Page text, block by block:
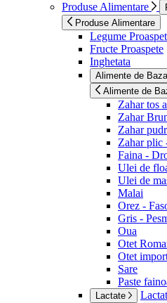
Produse Alimentare
Produse Alimentare
Legume
Fructe Proaspete
Inghetata
Alimente de
Alimente de
Zahar tos
Zahar
Zahar
Zahar plic
Faina -
Ulei de
Ulei de
Malai
Orez -
Gris -
Oua
Otet
Otet
Sare
Paste
Lactate